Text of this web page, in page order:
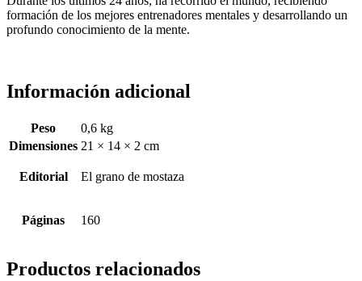
formación de los mejores entrenadores mentales y desarrollando un
profundo conocimiento de la mente.
Información adicional
Peso
0,6 kg
Dimensiones 21 × 14 × 2 cm
Editorial El grano de mostaza
Páginas 160
Productos relacionados